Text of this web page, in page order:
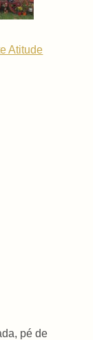
Atitude
pé de